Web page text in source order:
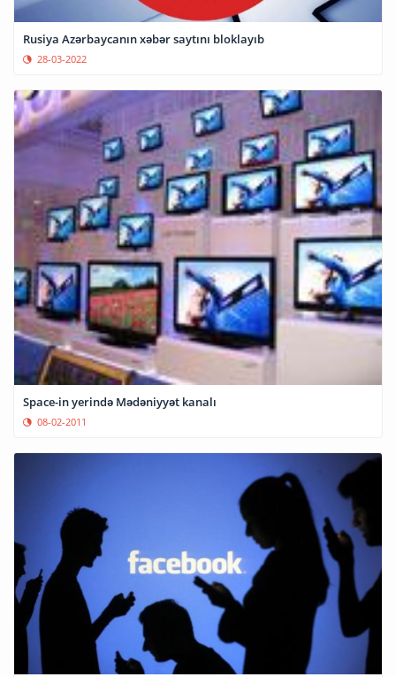
Rusiya Azərbaycanın xəbər saytını bloklayıb
28-03-2022
Space-in yerində Mədəniyyət kanalı
08-02-2011